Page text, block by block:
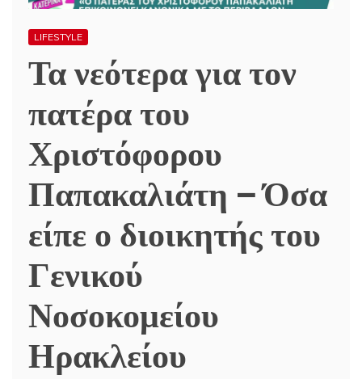
LIFESTYLE
Τα νεότερα για τον
πατέρα του
Χριστόφορου
Παπακαλιάτη – Όσα
είπε ο διοικητής του
Γενικού
Νοσοκομείου
Ηρακλείου